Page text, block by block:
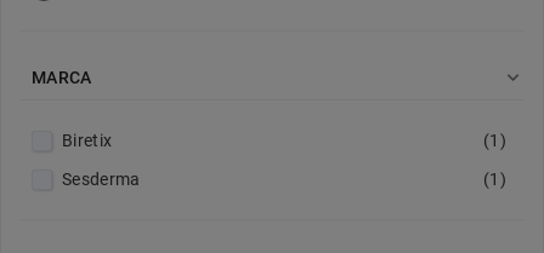
MARCA 
Biretix
(1)
Sesderma
(1)